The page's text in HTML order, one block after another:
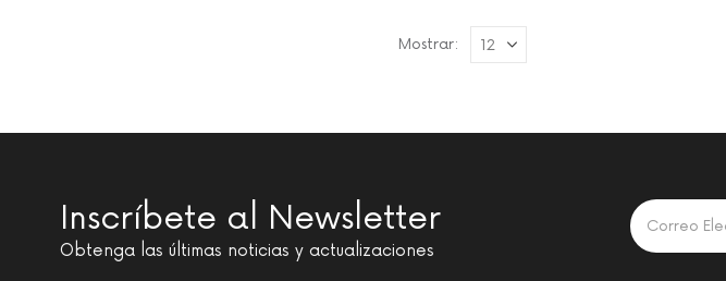
Mostrar:
Inscríbete al Newsletter
Obtenga las últimas noticias y actualizaciones